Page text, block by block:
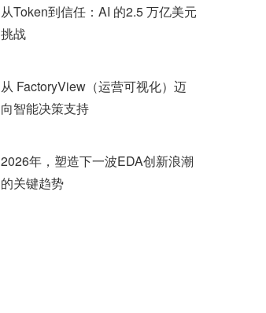
从Token到信任：AI 的2.5 万亿美元
挑战
从 FactoryView（运营可视化）迈
向智能决策支持
2026年，塑造下一波EDA创新浪潮
的关键趋势